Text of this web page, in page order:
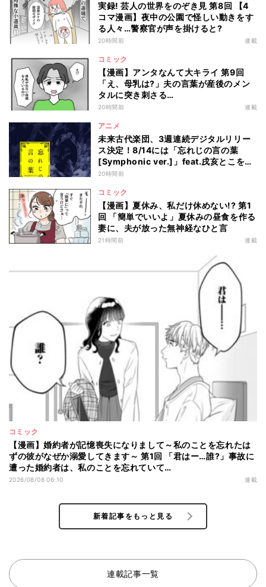
実録! 芸人の世界をのぞき見 第8回 【4
コマ漫画】夜中の公園で怪しい動きをす
る人々…警察官が声を掛けると?
20時間前 連載
コミック
【漫画】アンタなんて大キライ 第9回
「え、母乳は?」夫の言葉が産後のメン
タルに突き刺さる…
20時間前 連載
アニメ
未来古代楽団、3週連続デジタルリリー
ス決定！8/14には「忘れじの言の葉
[Symphonic ver.]」feat.戌亥とこを配
信
20時間前
コミック
【漫画】夏休み、私だけ休めない!? 第1
回 「簡単でいいよ」夏休みの昼食を作る
妻に、夫が放った無神経なひと言
21時間前 連載
コミック
【漫画】婚約者が記憶喪失になりまして～私のことを忘れたは
ずの彼がなぜか溺愛してきます～ 第1回 「君はー…誰?」事故に
遭った婚約者は、私のことを忘れていて…
2026/08/08 06:10 連載
新着記事をもっと見る
連載記事一覧